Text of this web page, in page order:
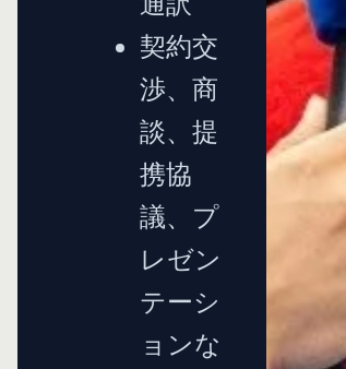
契約交
渉、商
談、提
携協
議、プ
レゼン
テーシ
ョンな